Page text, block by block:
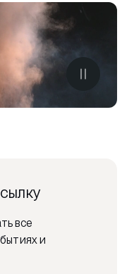
все
и